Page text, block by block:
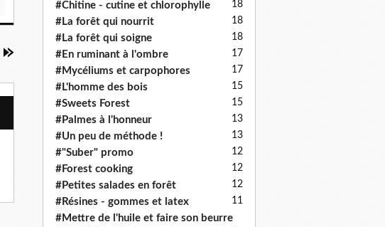
#Chitine - cutine et chlorophylle 18
#La forêt qui nourrit 18
#La forêt qui soigne 18
#En ruminant à l'ombre 17
#Mycéliums et carpophores 17
#L'homme des bois 15
#Sweets Forest 15
#Palmes à l'honneur 13
#Un peu de méthode ! 13
#"Suber" promo 12
#Forest cooking 12
#Petites salades en forêt 12
#Résines - gommes et latex 11
#Mettre de l'huile et faire son beurre